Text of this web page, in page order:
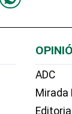
ADC
Mirada
Editorial